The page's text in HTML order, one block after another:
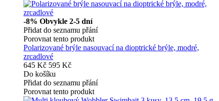
-8% Obvykle 2-5 dní
Přidat do seznamu přání
Porovnat tento produkt
Polarizované brýle nasouvací na dioptrické brýle, modré,
zrcadlové
645 Kč 595 Kč
Do košíku
Přidat do seznamu přání
Porovnat tento produkt